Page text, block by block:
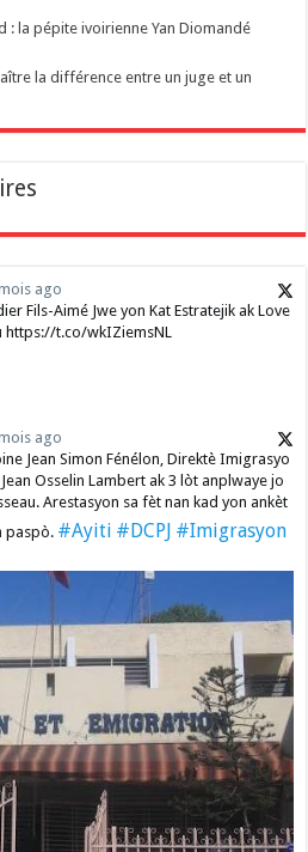
: la pépite ivoirienne Yan Diomandé
la différence entre un juge et un
ago
Fils-Aimé Jwe yon Kat Estratejik ak Love
https://t.co/wkIZiemsNL
ago
Jean Simon Fénélon, Direktè Imigrasyo
Osselin Lambert ak 3 lòt anplwaye jo
Arestasyon sa fèt nan kad yon ankèt
paspò. #Ayiti #DCPJ #Imigrasyon